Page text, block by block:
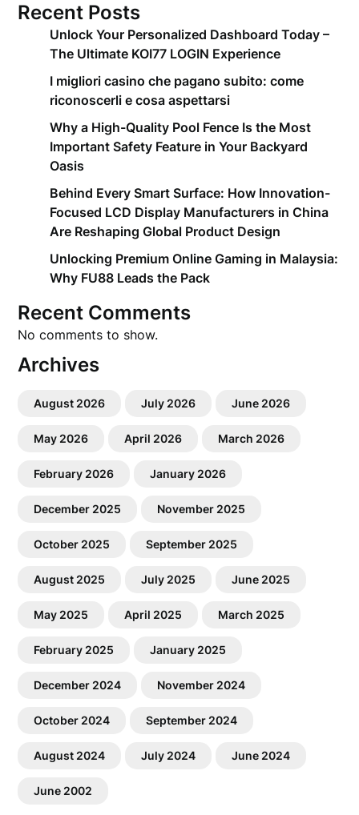
Recent Posts
Unlock Your Personalized Dashboard Today –
The Ultimate KOI77 LOGIN Experience
I migliori casino che pagano subito: come
riconoscerli e cosa aspettarsi
Why a High-Quality Pool Fence Is the Most
Important Safety Feature in Your Backyard
Oasis
Behind Every Smart Surface: How Innovation-
Focused LCD Display Manufacturers in China
Are Reshaping Global Product Design
Unlocking Premium Online Gaming in Malaysia:
Why FU88 Leads the Pack
Recent Comments
No comments to show.
Archives
August 2026 July 2026 June 2026
May 2026 April 2026 March 2026
February 2026 January 2026
December 2025 November 2025
October 2025 September 2025
August 2025 July 2025 June 2025
May 2025 April 2025 March 2025
February 2025 January 2025
December 2024 November 2024
October 2024 September 2024
August 2024 July 2024 June 2024
June 2002